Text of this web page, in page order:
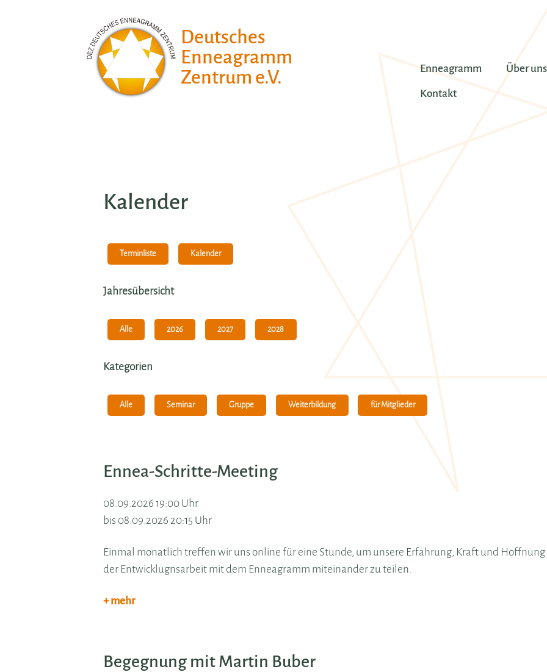
Deutsches
Enneagramm
Zentrum e.V.
Enneagramm Über uns
Kontakt
Kalender
Terminliste Kalender
Jahresübersicht
Alle 2026 2027 2028
Kategorien
Alle Seminar Gruppe Weiterbildung für Mitglieder
Ennea-Schritte-Meeting
08.09.2026 19:00 Uhr
bis 08.09.2026 20:15 Uhr
Einmal monatlich treffen wir uns online für eine Stunde, um unsere Erfahrung, Kraft und Hoffnung
der Entwicklugnsarbeit mit dem Enneagramm miteinander zu teilen.
+ mehr
Begegnung mit Martin Buber